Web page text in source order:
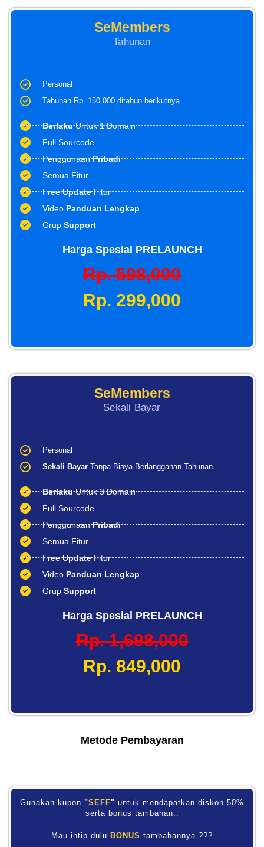
SeMembers
Tahunan
Personal
Tahunan Rp. 150.000 ditahun berikutnya
BerlakuUntuk 1 Domain
Full Sourcode
PenggunaanPribadi
Semua Fitur
FreeUpdateFitur
VideoPanduan Lengkap
Grup Support
Harga Spesial PRELAUNCH
Rp. 598,000
Rp. 299,000
SeMembers
Sekali Bayar
Personal
Sekali BayarTanpa Biaya Berlangganan Tahunan
BerlakuUntuk 3 Domain
Full Sourcode
PenggunaanPribadi
Semua Fitur
FreeUpdateFitur
VideoPanduan Lengkap
Grup Support
Harga Spesial PRELAUNCH
Rp. 1,698,000
Rp. 849,000
Metode Pembayaran
Gunakan kupon "SEFF" untuk mendapatkan diskon 50%
serta bonus tambahan..
Mau intip dulu BONUS tambahannya ???